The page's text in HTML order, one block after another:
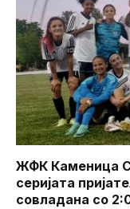
ЖФК Каменица
серијата
совладана со